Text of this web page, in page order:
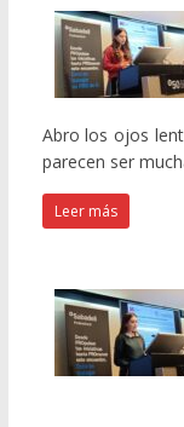
Abro los ojos
parecen ser
Leer más